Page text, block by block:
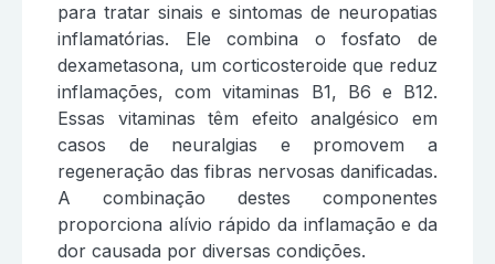
para tratar sinais e sintomas de neuropatias
inflamatórias. Ele combina o fosfato de
dexametasona, um corticosteroide que reduz
inflamações, com vitaminas B1, B6 e B12.
Essas vitaminas têm efeito analgésico em
casos de neuralgias e promovem a
regeneração das fibras nervosas danificadas.
A combinação destes componentes
proporciona alívio rápido da inflamação e da
dor causada por diversas condições.